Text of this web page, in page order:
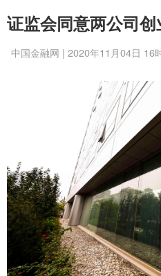
证监会同意两公司
中国金融网 | 2020年11月04日 16